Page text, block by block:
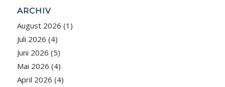
ARCHIV
August 2026 (1)
Juli 2026 (4)
Juni 2026 (5)
Mai 2026 (4)
April 2026 (4)